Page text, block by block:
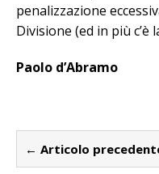
penalizzazione
Divisione (ed in più c’è
Paolo d’Abramo
← Articolo